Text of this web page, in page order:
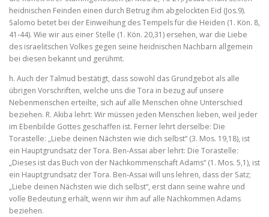
heidnischen Feinden einen durch Betrug ihm abgelockten Eid (Jos.9).
Salomo betet bei der Einwei­hung des Tempels für die Heiden (1. Kön. 8,
41‑44). Wie wir aus einer Stelle (1. Kön. 20,31) ersehen, war die Liebe
des israelitschen Volkes gegen seine heidnischen Nachbarn allgemein
bei diesen bekannt und gerühmt.
h. Auch der Talmud bestätigt, dass sowohl das Grundgebot als alle
übrigen Vorschriften, welche uns die Tora in bezug auf unsere
Nebenmenschen erteilte, sich auf alle Menschen ohne Unterschied
beziehen. R. Akiba lehrt: Wir müssen jeden Menschen lieben, weil jeder
im Ebenbilde Gottes geschaffen ist. Ferner lehrt derselbe: Die
Torastelle: „Liebe deinen Nächsten wie dich selbst“ (3. Mos. 19,18), ist
ein Hauptgrundsatz der Tora. Ben‑Assai aber lehrt: Die Torastelle:
„Dieses ist das Buch von der Nachkommenschaft Adams“ (1. Mos. 5,1), ist
ein Hauptgrundsatz der Tora. Ben‑Assai will uns lehren, dass der Satz;
„Liebe deinen Nächsten wie dich selbst“, erst dann seine wahre und
volle Bedeutung erhält, wenn wir ihm auf alle Nachkommen Adams
beziehen.